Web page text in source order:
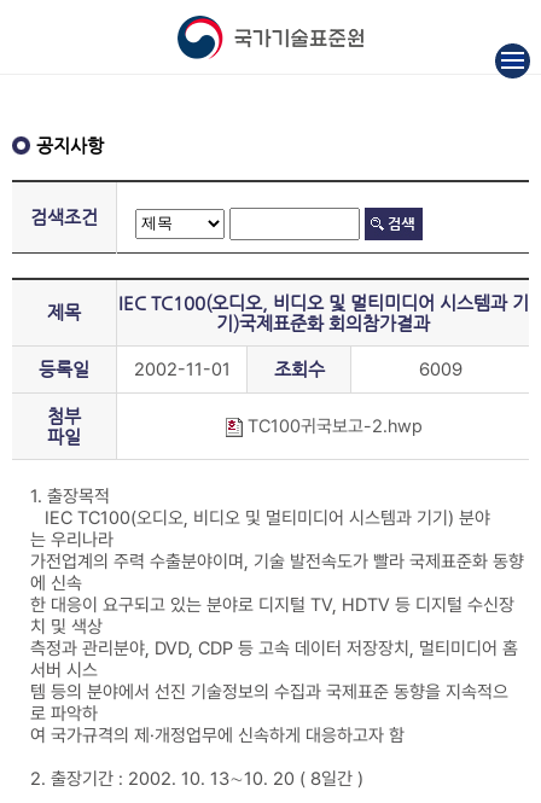
공지사항
검색조건
제목
IEC TC100(오디오, 비디오 및 멀티미디어 시스템과 기
기)국제표준화 회의참가결과
등록일 2002-11-01 조회수 6009
첨부
파일
TC100귀국보고-2.hwp
1. 출장목적
IEC TC100(오디오, 비디오 및 멀티미디어 시스템과 기기) 분야
는 우리나라
가전업계의 주력 수출분야이며, 기술 발전속도가 빨라 국제표준화 동향
에 신속
한 대응이 요구되고 있는 분야로 디지털 TV, HDTV 등 디지털 수신장
치 및 색상
측정과 관리분야, DVD, CDP 등 고속 데이터 저장장치, 멀티미디어 홈
서버 시스
템 등의 분야에서 선진 기술정보의 수집과 국제표준 동향을 지속적으
로 파악하
여 국가규격의 제·개정업무에 신속하게 대응하고자 함
2. 출장기간 : 2002. 10. 13∼10. 20 ( 8일간 )